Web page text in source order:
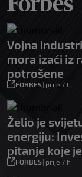
Vojna
mora izaći iz
potrošene
FORBES| prije 7 h
Želio je
energiju:
pitanje koje
FORBES| prije 7 h